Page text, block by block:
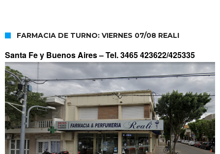
FARMACIA DE TURNO: VIERNES 07/08 REALI
Santa Fe y Buenos Aires –Tel. 3465 423622/425335